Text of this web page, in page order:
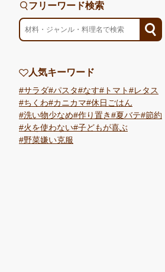
フリーワード検索
フリーワード検索
人気キーワード
サラダ パスタ なす トマト
レタス
ちくわ
カニカマ 休日ごはん
洗い物少なめ 作り置き 夏バテ 節約
火を使わない 子どもが喜ぶ
野菜嫌い克服